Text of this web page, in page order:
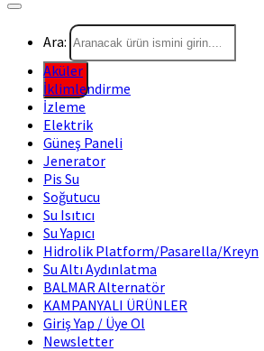
Ara:
Aküler
İklimlendirme
İzleme
Elektrik
Güneş Paneli
Jenerator
Pis Su
Soğutucu
Su Isıtıcı
Su Yapıcı
Hidrolik Platform/Pasarella/Kreyn
Su Altı Aydınlatma
BALMAR Alternatör
KAMPANYALI ÜRÜNLER
Giriş Yap / Üye Ol
Newsletter